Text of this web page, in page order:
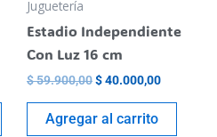
elegir
Juguetería
Estadio Independiente
Con Luz 16 cm
$59.900,00$40.000,00
Agregar al carrito